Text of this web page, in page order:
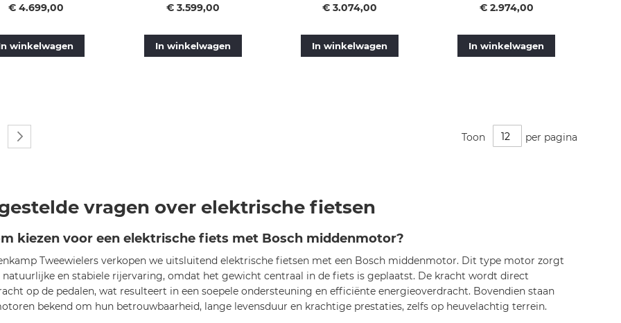
Vanaf
€ 4.699,00
winkelwagen
Vanaf
€ 3.599,00
In winkelwagen
Vanaf
€ 3.074,00
In winkelwagen
Vanaf
€ 2.974,00
In winkelwagen
pagina Toon per pagina
vragen over elektrische fietsen
kiezen voor een elektrische fiets met Bosch middenmotor?
Tweewielers verkopen we uitsluitend elektrische fietsen met een Bosch middenmotor. Dit type motor zorgt
natuurlijke en stabiele rijervaring, omdat het gewicht centraal in de fiets is geplaatst. De kracht wordt direct
op de pedalen, wat resulteert in een soepele ondersteuning en efficiënte energieoverdracht. Bovendien staan
bekend om hun betrouwbaarheid, lange levensduur en krachtige prestaties, zelfs op heuvelachtig terrein.